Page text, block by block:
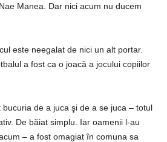
Manea. Dar nici acum nu ducem
este neegalat de nici un alt portar.
a fost ca o joacă a jocului copiilor
de a juca şi de a se juca – totul
De băiat simplu. Iar oamenii l-au
– a fost omagiat în comuna sa